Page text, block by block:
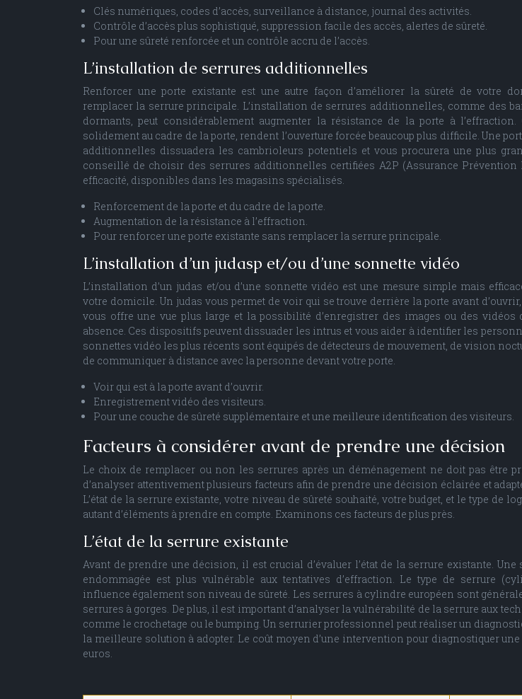
Clés numériques, codes d’accès, surveillance à distance, journal des activités.
Contrôle d’accès plus sophistiqué, suppression facile des accès, alertes de sûreté.
Pour une sûreté renforcée et un contrôle accru de l’accès.
L’installation de serrures additionnelles
Renforcer une porte existante est une autre façon d’améliorer la sûreté de votre
remplacer la serrure principale. L’installation de serrures additionnelles, comme des
dormants, peut considérablement augmenter la résistance de la porte à
solidement au cadre de la porte, rendent l’ouverture forcée beaucoup plus difficile. Une
additionnelles dissuadera les cambrioleurs potentiels et vous procurera une plus
conseillé de choisir des serrures additionnelles certifiées A2P (Assurance Prévention
efficacité, disponibles dans les magasins spécialisés.
Renforcement de la porte et du cadre de la porte.
Augmentation de la résistance à l’effraction.
Pour renforcer une porte existante sans remplacer la serrure principale.
L’installation d’un judasp et/ou d’une sonnette vidéo
L’installation d’un judas et/ou d’une sonnette vidéo est une mesure simple mais
votre domicile. Un judas vous permet de voir qui se trouve derrière la porte avant
vous offre une vue plus large et la possibilité d’enregistrer des images ou des vidéos
absence. Ces dispositifs peuvent dissuader les intrus et vous aider à identifier les
sonnettes vidéo les plus récents sont équipés de détecteurs de mouvement, de vision
de communiquer à distance avec la personne devant votre porte.
Voir qui est à la porte avant d’ouvrir.
Enregistrement vidéo des visiteurs.
Pour une couche de sûreté supplémentaire et une meilleure identification des visiteurs.
Facteurs à considérer avant de prendre une décision
Le choix de remplacer ou non les serrures après un déménagement ne doit pas être
d’analyser attentivement plusieurs facteurs afin de prendre une décision éclairée et
L’état de la serrure existante, votre niveau de sûreté souhaité, votre budget, et le type de
autant d’éléments à prendre en compte. Examinons ces facteurs de plus près.
L’état de la serrure existante
Avant de prendre une décision, il est crucial d’évaluer l’état de la serrure existante.
endommagée est plus vulnérable aux tentatives d’effraction. Le type de serrure
influence également son niveau de sûreté. Les serrures à cylindre européen sont
serrures à gorges. De plus, il est important d’analyser la vulnérabilité de la serrure aux
comme le crochetage ou le bumping. Un serrurier professionnel peut réaliser un
la meilleure solution à adopter. Le coût moyen d’une intervention pour diagnostiquer une
euros.